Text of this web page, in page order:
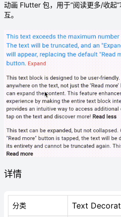
动画 Flutter 包，用于“阅读更多/收起
互。
详情
分类 Text